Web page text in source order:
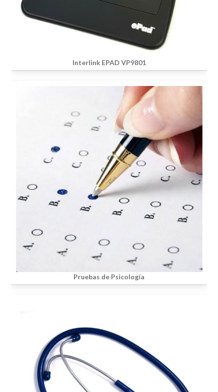
Interlink EPAD VP9801
Pruebas de Psicología